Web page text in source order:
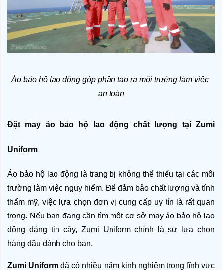
Áo bảo hộ lao động góp phần tạo ra môi trường làm việc
an toàn
Đặt may áo bảo hộ lao động chất lượng tại Zumi
Uniform
Áo bảo hộ lao động là trang bị không thể thiếu tại các môi
trường làm việc nguy hiểm. Để đảm bảo chất lượng và tính
thẩm mỹ, việc lựa chọn đơn vị cung cấp uy tín là rất quan
trọng. Nếu bạn đang cần tìm một cơ sở may áo bảo hộ lao
động đáng tin cậy, Zumi Uniform chính là sự lựa chọn
hàng đầu dành cho bạn.
Zumi Uniform đã có nhiều năm kinh nghiệm trong lĩnh vực